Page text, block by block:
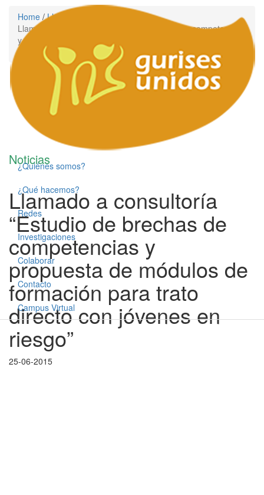
¿Quiénes somos?
¿Qué hacemos?
Redes
Investigaciones
Colaborar
Contacto
Campus Virtual
Home /Llamados
Llamado a consultoría “Estudio de brechas de competencias
y propuesta de módulos de formación para trato directo con
jóvenes en riesgo”
Noticias
Llamado a consultoría
“Estudio de brechas de
competencias y
propuesta de módulos de
formación para trato
directo con jóvenes en
riesgo”
25-06-2015